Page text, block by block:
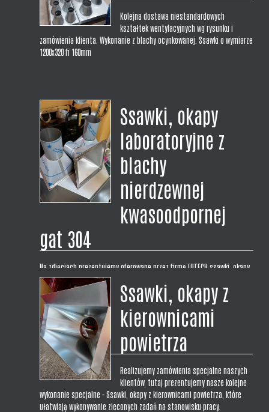
Kolejna dostawa niestandardowych
kształtek wentylacyjnych wg rysunku i
zamówienia klienta. Wykonanie z blachy ocynkowanej. Ssawki o wymiarze
1200x320 fi 160mm
Ssawki, okapy
laboratoryjne z
blachy
nierdzewnej
kwasoodpornej
gat 304
Na zdjęciach prezentujemy oferowane przez firmę LUTECH ssawki, okapy
laboratoryjne w wykonaniu centralnym symetrycznym z blachy
nierdzewnej kwasoodpornej gat 304. Prezentowane ssawki mają wymiar
300x300x200H. Wykonujemy okapy na wymiar pod zamówienie i
indywidualne potrzeby klienta,...
Ssawki, okapy z
kierownicami
powietrza
Realizujemy zamówienia specjalne naszych
klientów, tutaj prezentujemy nasze kolejne
wykonanie specjalne - Ssawki, okapy z kierownicami powietrza, które
ułatwiają wykonywanie zleconych zadań na stanowisku pracy.